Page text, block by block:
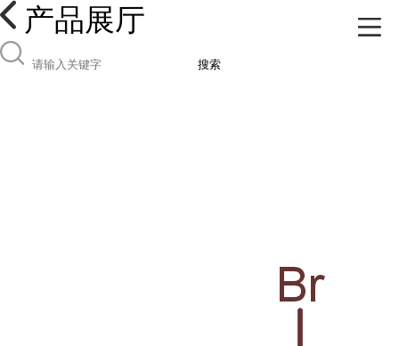
产品展厅
搜索